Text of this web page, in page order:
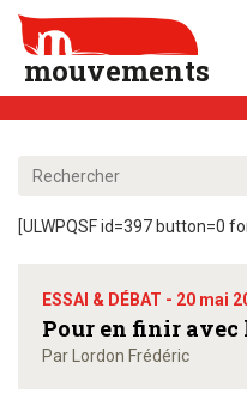
mouvements
LES NUMÉROS
ACHAT/ABONNEMENT
CONTACT
[ULWPQSF id=397 button=0
ESSAI & DÉBAT - 20 mai
Pour en finir avec
Par Lordon Frédéric